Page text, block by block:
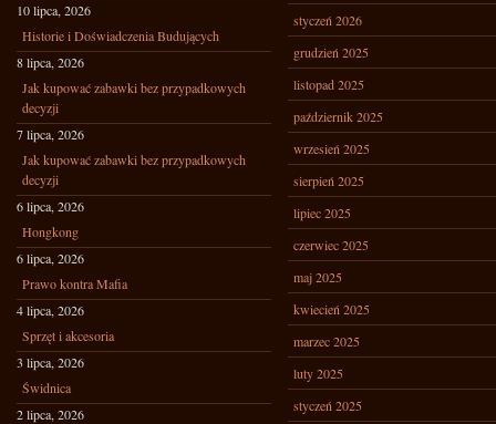
10 lipca, 2026
Historie i Doświadczenia Budujących
8 lipca, 2026
Jak kupować zabawki bez przypadkowych
decyzji
7 lipca, 2026
Jak kupować zabawki bez przypadkowych
decyzji
6 lipca, 2026
Hongkong
6 lipca, 2026
Prawo kontra Mafia
4 lipca, 2026
Sprzęt i akcesoria
3 lipca, 2026
Świdnica
2 lipca, 2026
styczeń 2026
grudzień 2025
listopad 2025
październik 2025
wrzesień 2025
sierpień 2025
lipiec 2025
czerwiec 2025
maj 2025
kwiecień 2025
marzec 2025
luty 2025
styczeń 2025